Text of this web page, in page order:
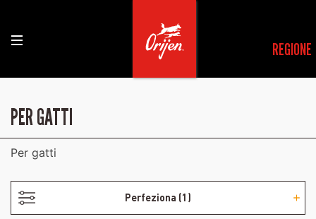
REGIONE
PER GATTI
Per gatti
Perfeziona (1)